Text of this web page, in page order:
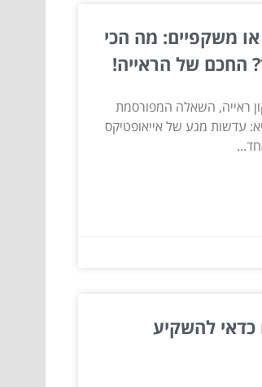
משקפיים: מה הכי
החכם של הראייה!
ראייה, השאלה המפורסמת
עדשות מגע של אייאופטיקס
להשקיע